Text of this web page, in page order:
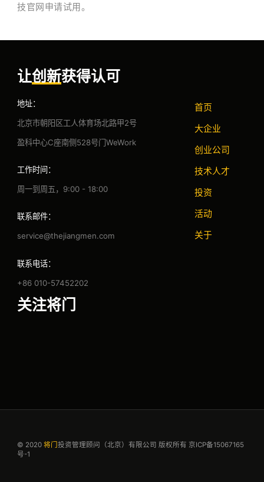
技官网申请试用。
让创新获得认可
首页
大企业
创业公司
技术人才
投资
活动
关于
地址：
北京市朝阳区工人体育场北路甲2号
盈科中心C座南侧528号门WeWork
工作时间：
周一到周五，9:00 - 18:00
联系邮件：
service@thejiangmen.com
联系电话：
+86 010-57452202
关注将门
© 2020将门投资管理顾问（北京）有限公司 版权所有京ICP备15067165
号-1